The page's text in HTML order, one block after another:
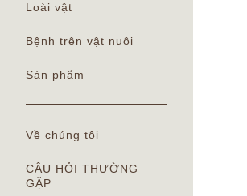
Loài vật
Bệnh trên vật nuôi
Sản phẩm
Về chúng tôi
CÂU HỎI THƯỜNG
GẶP